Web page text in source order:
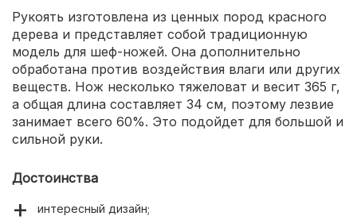
Рукоять изготовлена из ценных пород красного
дерева и представляет собой традиционную
модель для шеф-ножей. Она дополнительно
обработана против воздействия влаги или других
веществ. Нож несколько тяжеловат и весит 365 г,
а общая длина составляет 34 см, поэтому лезвие
занимает всего 60%. Это подойдет для большой и
сильной руки.
Достоинства
интересный дизайн;